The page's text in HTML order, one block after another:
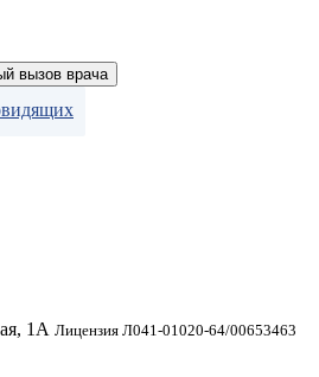
вызов врача
1А Лицензия Л041-01020-64/00653463